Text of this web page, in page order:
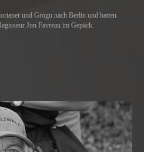
und Grogu nach Berlin und hatten
Jon Favreau im Gepäck.